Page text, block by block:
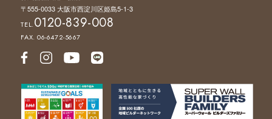
〒555-0033 大阪市西淀川区姫島5-1-3
TEL.0120-839-008
FAX. 06-6472-5667